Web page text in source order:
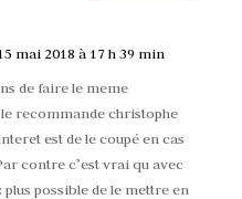
mai 2018 à 17 h 39 min
de faire le meme
recommande christophe
est de le coupé en cas
contre c’est vrai qu avec
possible de le mettre en